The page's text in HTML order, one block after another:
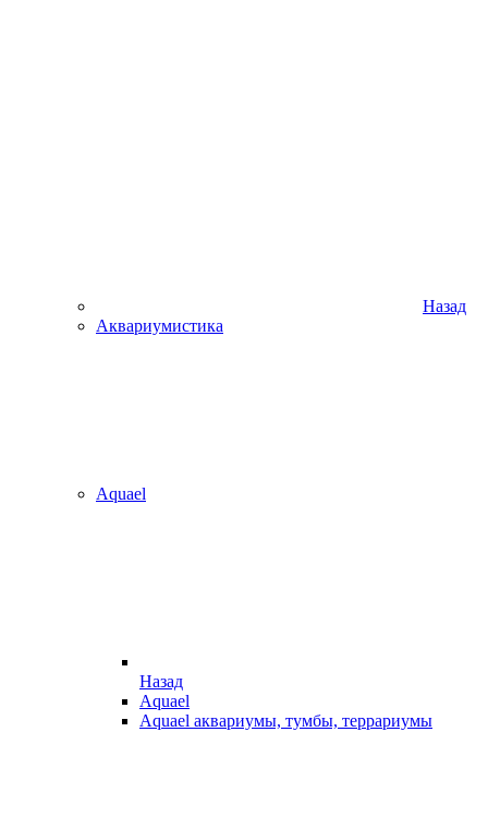
Назад
Аквариумистика
Aquael
Назад
Aquael
Aquael аквариумы, тумбы, террариумы